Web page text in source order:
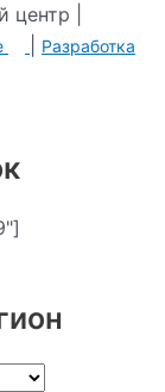
|
|